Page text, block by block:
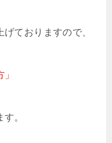
ておりますので、
。